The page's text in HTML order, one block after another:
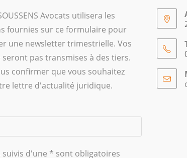
Avocats utilisera les
fournies sur ce formulaire pour
une newsletter trimestrielle. Vos
seront pas transmises à des tiers.
confirmer que vous souhaitez
lettre d'actualité juridique.
suivis d'une * sont obligatoires